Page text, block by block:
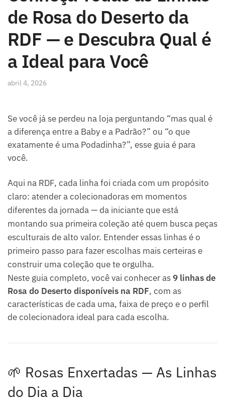
de Rosa do Deserto da
RDF — e Descubra Qual é
a Ideal para Você
abril 4, 2026
Se você já se perdeu na loja perguntando “mas qual é
a diferença entre a Baby e a Padrão?” ou “o que
exatamente é uma Podadinha?”, esse guia é para
você.
Aqui na RDF, cada linha foi criada com um propósito
claro: atender a colecionadoras em momentos
diferentes da jornada — da iniciante que está
montando sua primeira coleção até quem busca peças
esculturais de alto valor. Entender essas linhas é o
primeiro passo para fazer escolhas mais certeiras e
construir uma coleção que te orgulha.
Neste guia completo, você vai conhecer as9 linhas de
Rosa do Deserto disponíveis na RDF, com as
características de cada uma, faixa de preço e o perfil
de colecionadora ideal para cada escolha.
🌱 Rosas Enxertadas — As Linhas
do Dia a Dia